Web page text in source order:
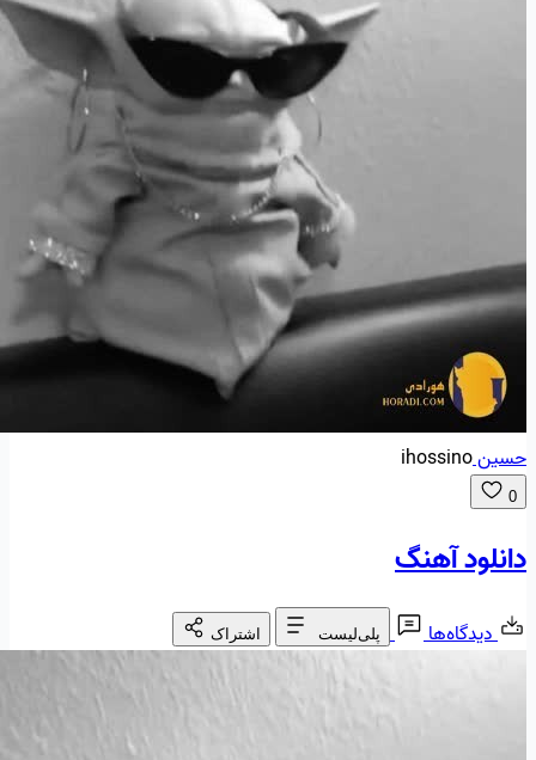
حسینihossino
0
دانلود آهنگ
دیدگاه‌ها پلی‌لیست اشتراک